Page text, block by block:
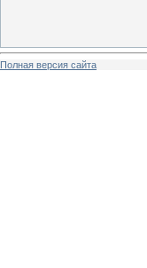
Полная версия сайта